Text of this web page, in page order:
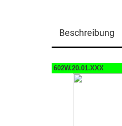
Beschreibung
602W.20.01.XXX